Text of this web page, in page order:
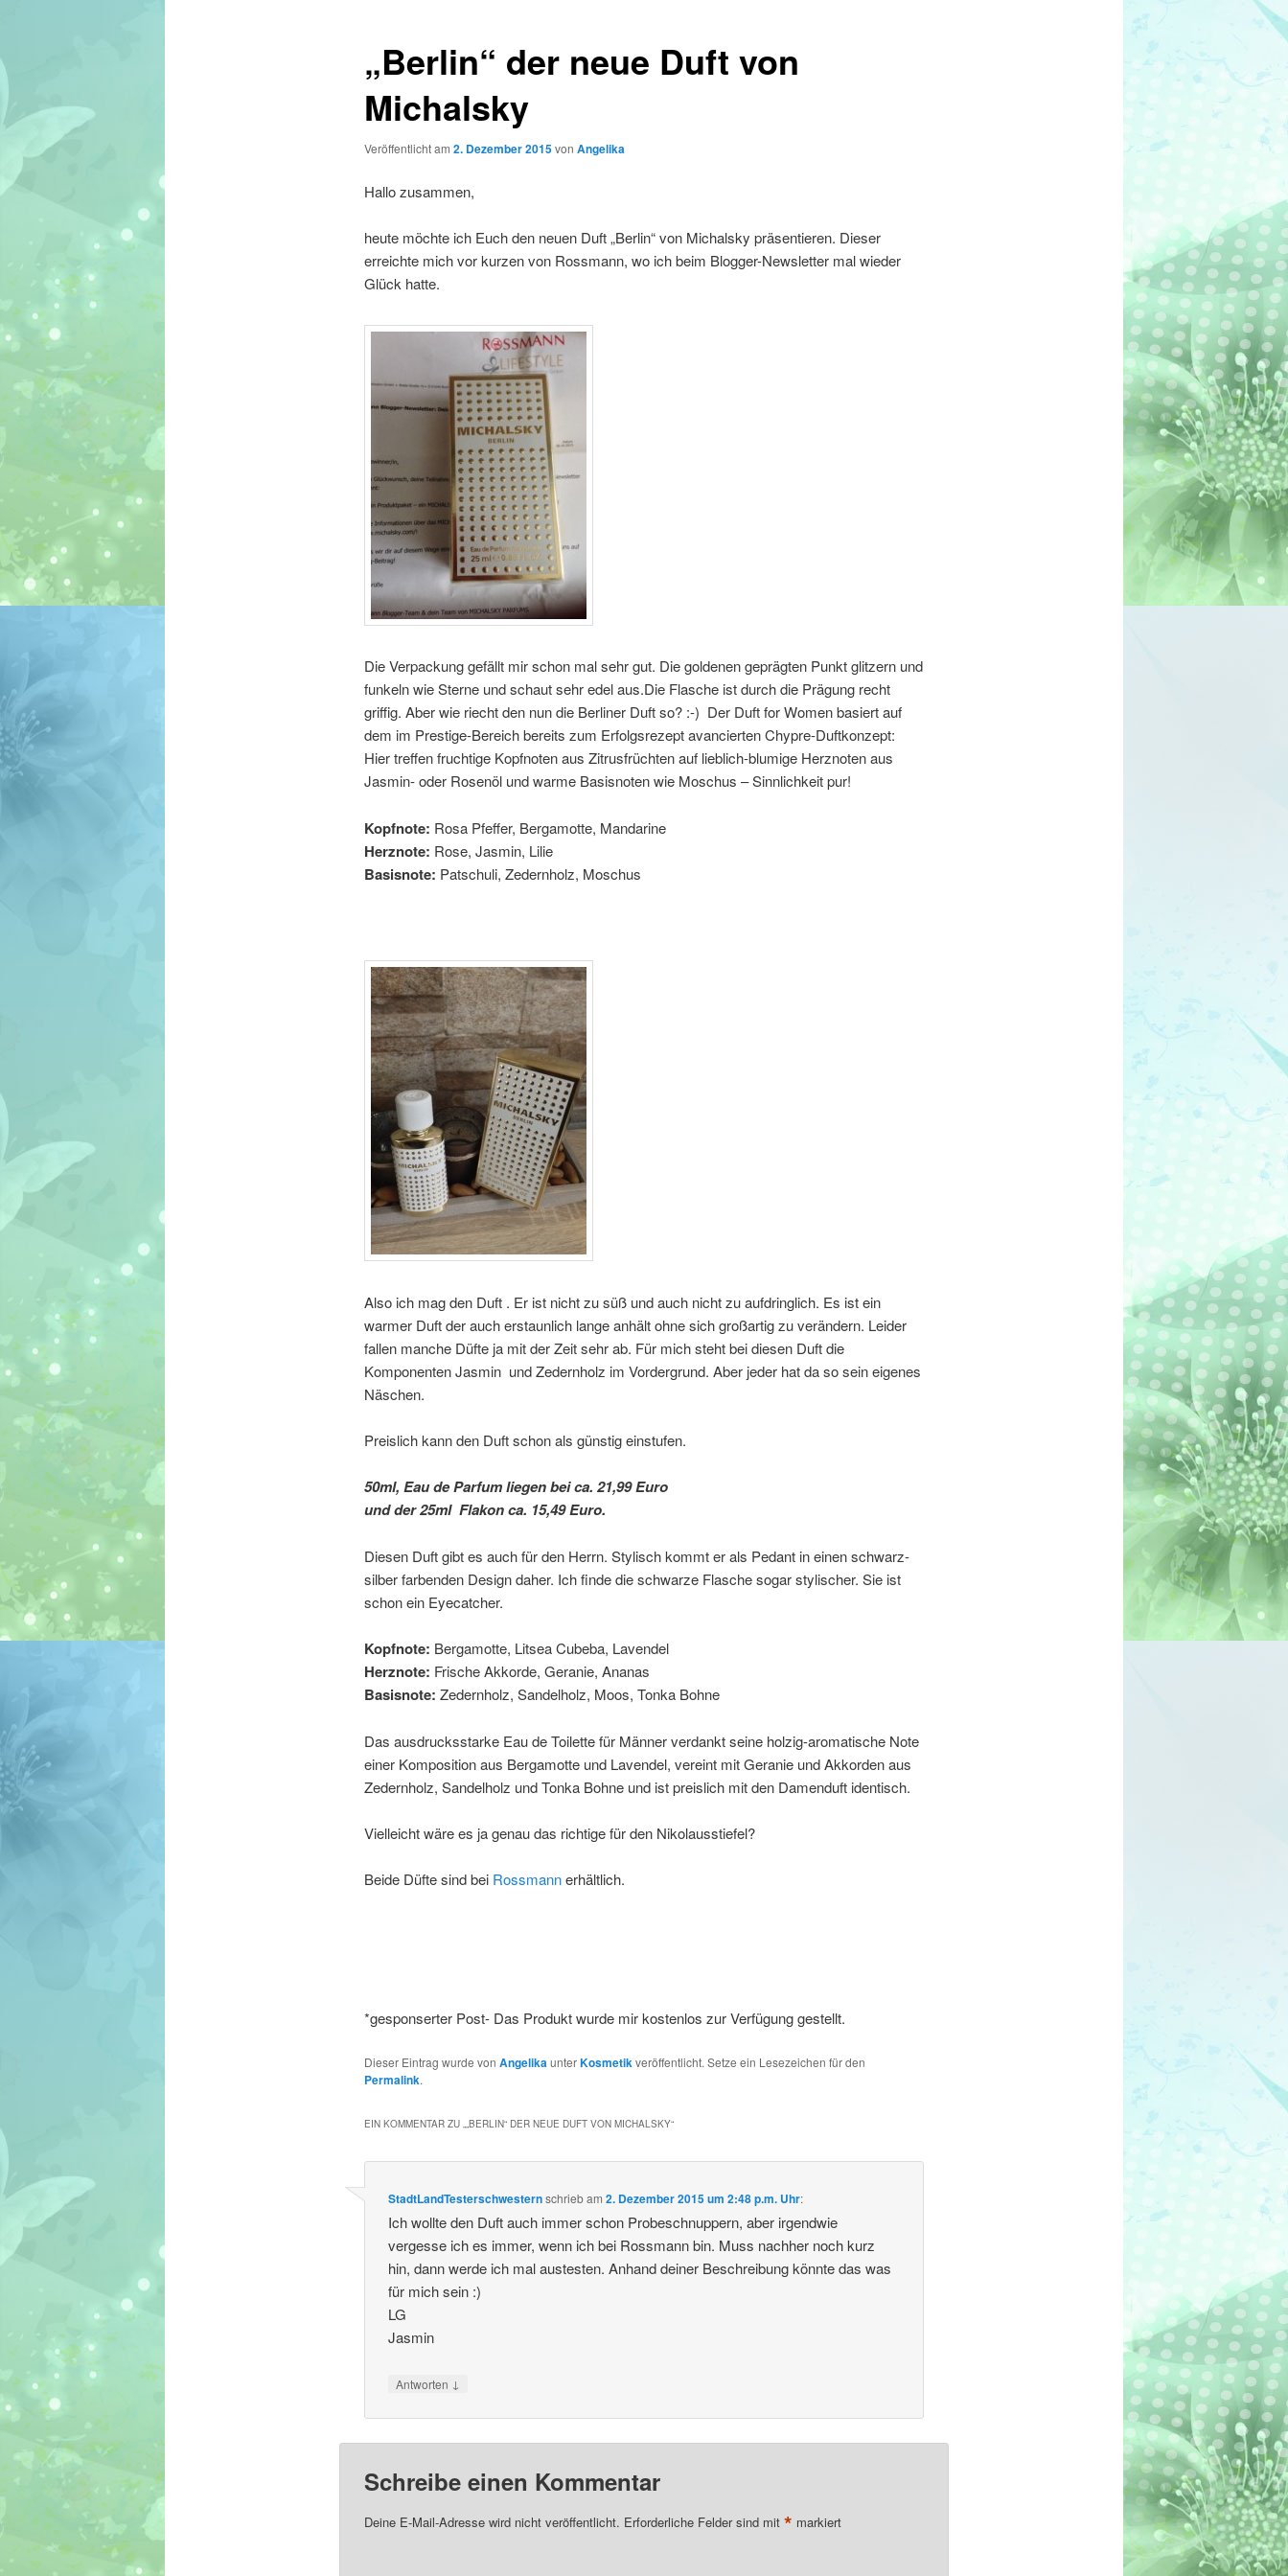
„Berlin“ der neue Duft von
Michalsky
Veröffentlicht am 2. Dezember 2015von Angelika
Hallo zusammen,
heute möchte ich Euch den neuen Duft „Berlin“ von Michalsky präsentieren. Dieser
erreichte mich vor kurzen von Rossmann, wo ich beim Blogger-Newsletter mal wieder
Glück hatte.
Die Verpackung gefällt mir schon mal sehr gut. Die goldenen geprägten Punkt glitzern und
funkeln wie Sterne und schaut sehr edel aus.Die Flasche ist durch die Prägung recht
griffig. Aber wie riecht den nun die Berliner Duft so? :-) Der Duft for Women basiert auf
dem im Prestige-Bereich bereits zum Erfolgsrezept avancierten Chypre-Duftkonzept:
Hier treffen fruchtige Kopfnoten aus Zitrusfrüchten auf lieblich-blumige Herznoten aus
Jasmin- oder Rosenöl und warme Basisnoten wie Moschus – Sinnlichkeit pur!
Kopfnote: Rosa Pfeffer, Bergamotte, Mandarine
Herznote: Rose, Jasmin, Lilie
Basisnote: Patschuli, Zedernholz, Moschus
Also ich mag den Duft . Er ist nicht zu süß und auch nicht zu aufdringlich. Es ist ein
warmer Duft der auch erstaunlich lange anhält ohne sich großartig zu verändern. Leider
fallen manche Düfte ja mit der Zeit sehr ab. Für mich steht bei diesen Duft die
Komponenten Jasmin und Zedernholz im Vordergrund. Aber jeder hat da so sein eigenes
Näschen.
Preislich kann den Duft schon als günstig einstufen.
50ml, Eau de Parfum liegen bei ca. 21,99 Euro
und der 25ml Flakon ca. 15,49 Euro.
Diesen Duft gibt es auch für den Herrn. Stylisch kommt er als Pedant in einen schwarz-
silber farbenden Design daher. Ich finde die schwarze Flasche sogar stylischer. Sie ist
schon ein Eyecatcher.
Kopfnote: Bergamotte, Litsea Cubeba, Lavendel
Herznote: Frische Akkorde, Geranie, Ananas
Basisnote: Zedernholz, Sandelholz, Moos, Tonka Bohne
Das ausdrucksstarke Eau de Toilette für Männer verdankt seine holzig-aromatische Note
einer Komposition aus Bergamotte und Lavendel, vereint mit Geranie und Akkorden aus
Zedernholz, Sandelholz und Tonka Bohne und ist preislich mit den Damenduft identisch.
Vielleicht wäre es ja genau das richtige für den Nikolausstiefel?
Beide Düfte sind bei Rossmannerhältlich.
*gesponserter Post- Das Produkt wurde mir kostenlos zur Verfügung gestellt.
Dieser Eintrag wurde von AngelikaunterKosmetikveröffentlicht. Setze ein Lesezeichen für den
Permalink.
EIN KOMMENTAR ZU „„BERLIN“ DER NEUE DUFT VON MICHALSKY“
StadtLandTesterschwesternschriebam2. Dezember 2015 um 2:48 p.m. Uhr:
Ich wollte den Duft auch immer schon Probeschnuppern, aber irgendwie
vergesse ich es immer, wenn ich bei Rossmann bin. Muss nachher noch kurz
hin, dann werde ich mal austesten. Anhand deiner Beschreibung könnte das was
für mich sein :)
LG
Jasmin
Antworten ↓
Schreibe einen Kommentar
Deine E-Mail-Adresse wird nicht veröffentlicht. Erforderliche Felder sind mit * markiert